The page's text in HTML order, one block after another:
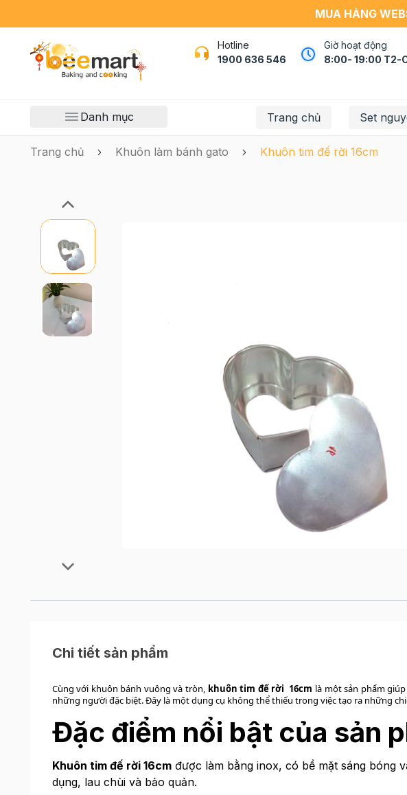
MUA HÀNG
Hotline
1900 636 546
Giờ hoạt động
8:00- 19:00 T2-
Danh mục Trang chủ Set
Trang chủ Khuôn làm bánh gato Khuôn tim đế rời 16cm
Chi tiết sản phẩm
Cùng với khuôn bánh vuông và tròn, khuôn tim đế rời 16cm là một sản phẩm
những người đặc biệt. Đây là một dụng cụ không thể thiếu trong việc tạo ra những
Đặc điểm nổi bật của sản
Khuôn tim đế rời 16cmđược làm bằng inox, có bề mặt sáng bóng
dụng, lau chùi và bảo quản.